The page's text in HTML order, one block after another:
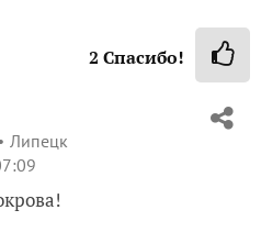
2 Спасибо!
Липецк